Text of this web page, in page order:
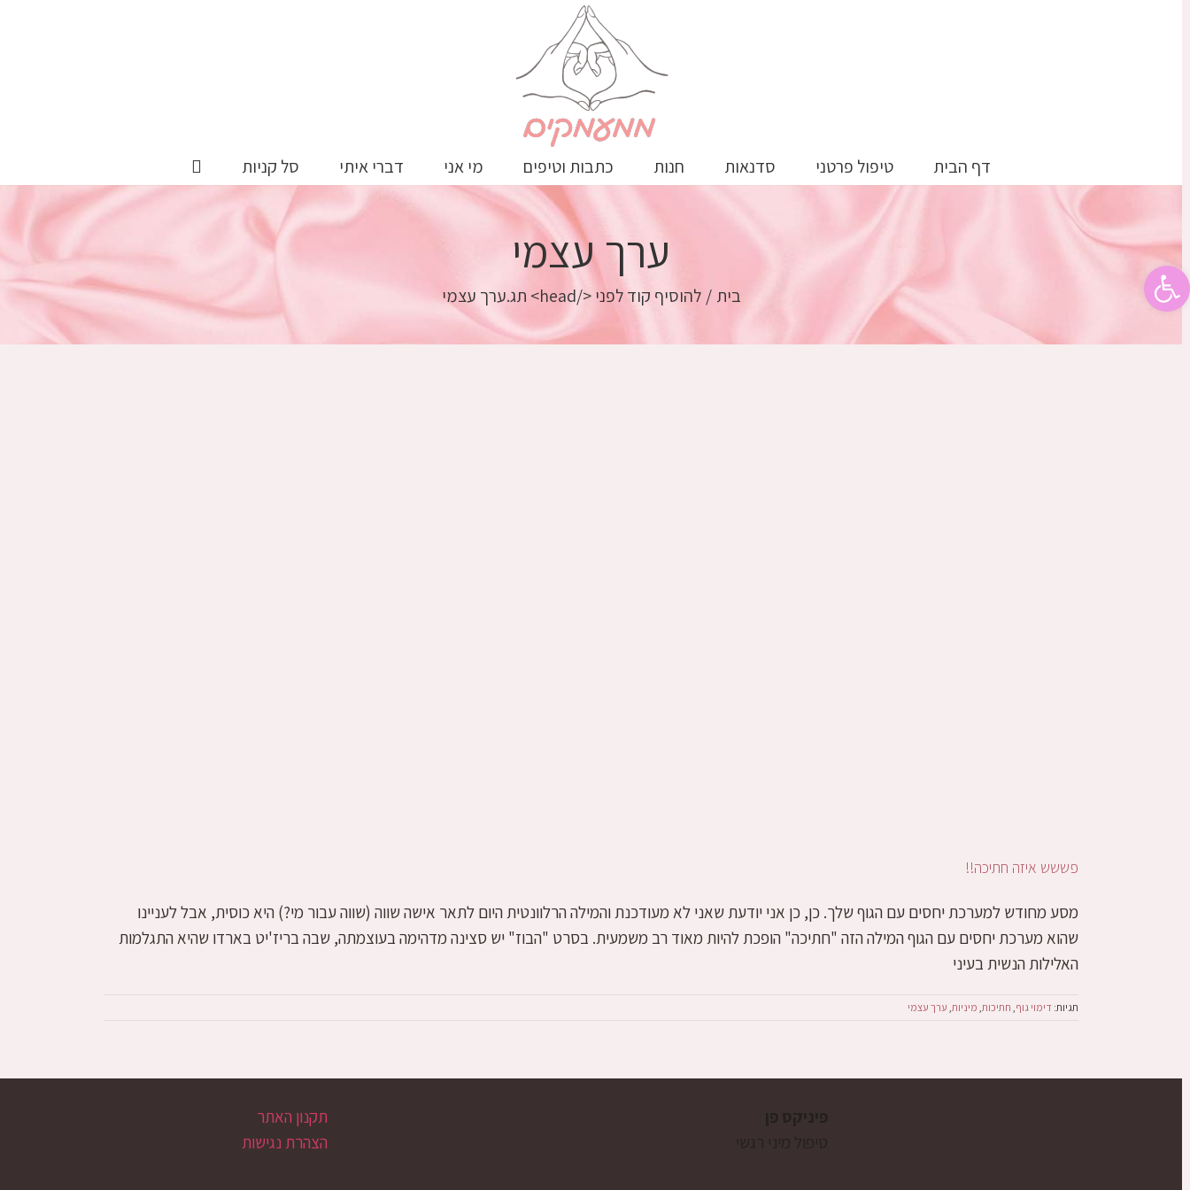
פתח סרגל נגישות
דף הבית טיפול פרטני סדנאות חנות כתבות וטיפים מי אני דברי איתי סל קניות
ערך עצמי
בית / להוסיף קוד לפני </head> תג. ערך עצמי
פששש איזה חתיכה!!
מסע מחודש למערכת יחסים עם הגוף שלך. כן, כן אני יודעת שאני לא מעודכנת והמילה הרלוונטית היום לתאר אישה שווה (שווה עבור מי?) היא כוסית, אבל לעניינו
שהוא מערכת יחסים עם הגוף המילה הזה "חתיכה" הופכת להיות מאוד רב משמעית. בסרט "הבוז" יש סצינה מדהימה בעוצמתה, שבה בריז'יט בארדו שהיא התגלמות
האלילות הנשית בעיני
תגיות: דימוי גוף, חתיכות, מיניות, ערך עצמי
פיניקס פן
טיפול מיני רגשי
תקנון האתר
הצהרת נגישות